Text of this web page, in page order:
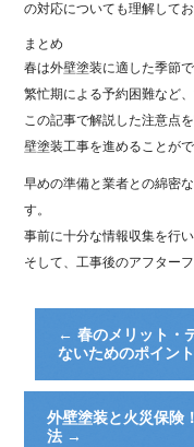
の対応についても理解してお
まとめ
春は外壁塗装に適した季節
繁忙期による予約困難など
この記事で解説した注意点
壁塗装工事を進めることがで
早めの準備と業者との綿密
す。
事前に十分な情報収集を行
そして、工事後のアフター
← 春のメリット・
ないためのポイント
外壁塗装と火災保険
法 →